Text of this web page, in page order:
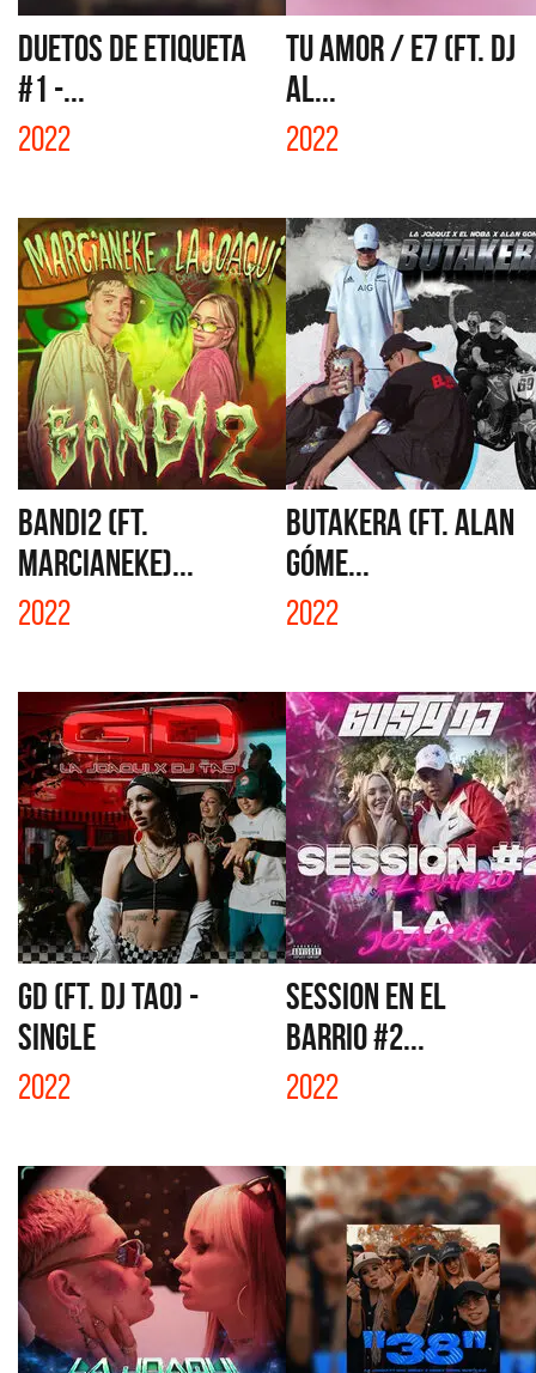
DUETOS DE ETIQUETA
#1 -...
2022
TU AMOR / E7 (FT. DJ
AL...
2022
BANDI2 (FT.
MARCIANEKE)...
2022
BUTAKERA (FT. ALAN
GÓME...
2022
GD (FT. DJ TAO) -
SINGLE
2022
SESSION EN EL
BARRIO #2...
2022